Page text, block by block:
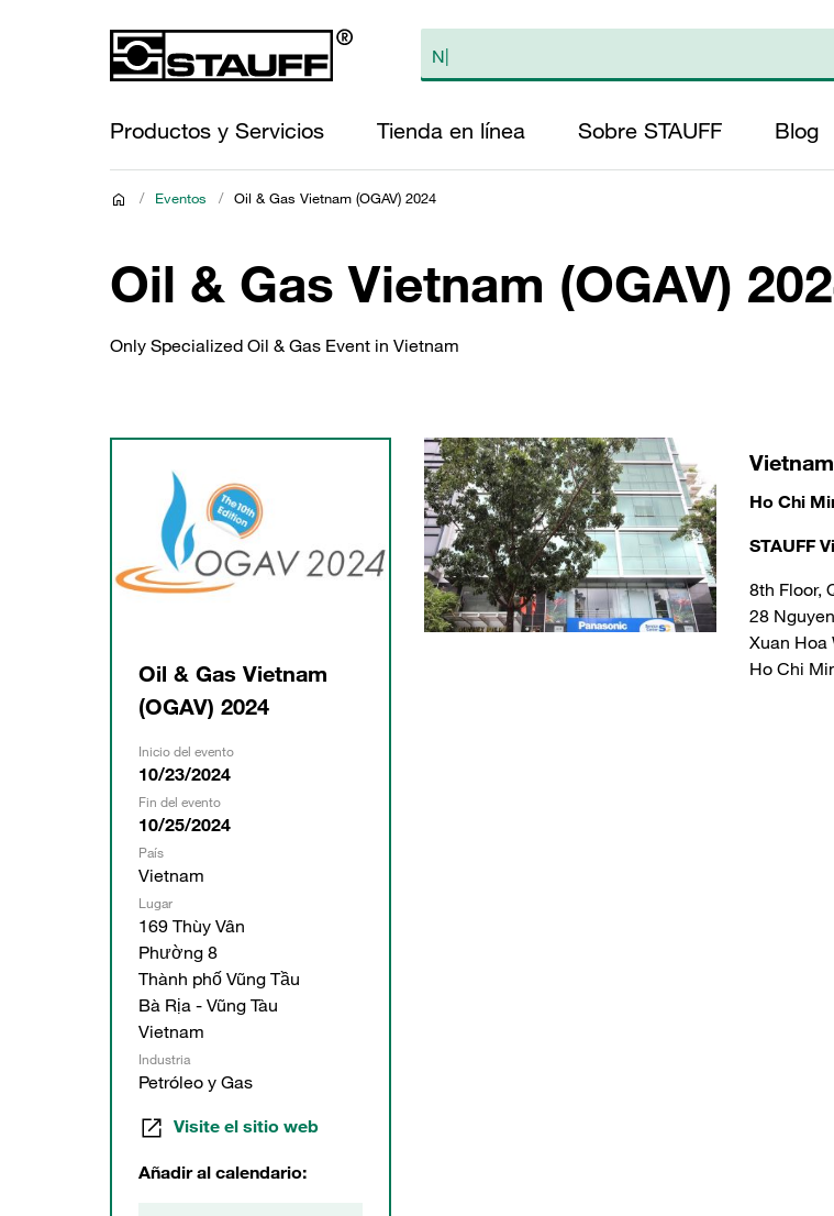
Productos y Servicios Tienda en línea Sobre STAUFF Blog
/ Eventos / Oil & Gas Vietnam (OGAV) 2024
Oil & Gas Vietnam (OGAV)
Only Specialized Oil & Gas Event in Vietnam
Oil & Gas Vietnam
(OGAV) 2024
Inicio del evento
10/23/2024
Fin del evento
10/25/2024
País
Vietnam
Lugar
169 Thùy Vân
Phường 8
Thành phố Vũng Tầu
Bà Rịa - Vũng Tàu
Vietnam
Industria
Petróleo y Gas
Visite el sitio web
Añadir al calendario:
Vietnam
Ho Chi
STAUFF
8th Floor,
28
Xuan Hoa
Ho Chi